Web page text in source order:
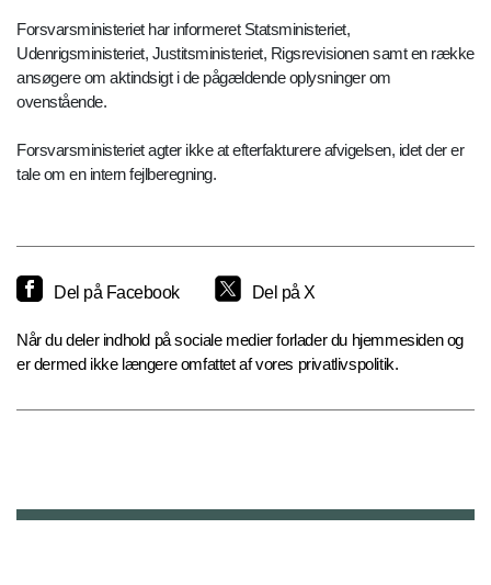
Forsvarsministeriet har informeret Statsministeriet,
Udenrigsministeriet, Justitsministeriet, Rigsrevisionen samt en række
ansøgere om aktindsigt i de pågældende oplysninger om
ovenstående.
Forsvarsministeriet agter ikke at efterfakturere afvigelsen, idet der er
tale om en intern fejlberegning.
Del på Facebook Del på X
Når du deler indhold på sociale medier forlader du hjemmesiden og
er dermed ikke længere omfattet af vores privatlivspolitik.